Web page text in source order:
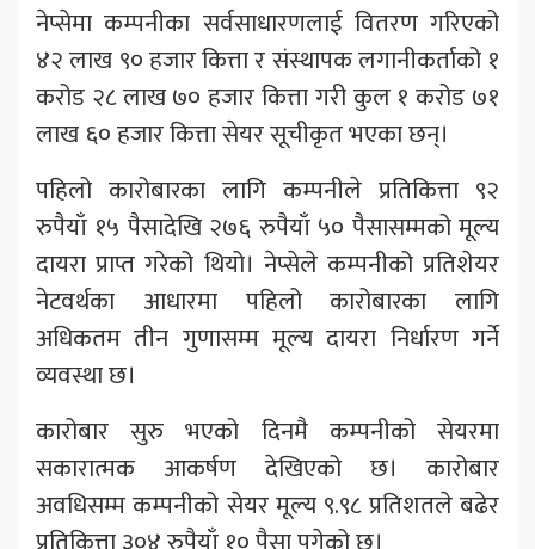
नेप्सेमा कम्पनीका सर्वसाधारणलाई वितरण गरिएको
४२ लाख ९० हजार कित्ता र संस्थापक लगानीकर्ताको १
करोड २८ लाख ७० हजार कित्ता गरी कुल १ करोड ७१
लाख ६० हजार कित्ता सेयर सूचीकृत भएका छन्।
पहिलो कारोबारका लागि कम्पनीले प्रतिकित्ता ९२
रुपैयाँ १५ पैसादेखि २७६ रुपैयाँ ५० पैसासम्मको मूल्य
दायरा प्राप्त गरेको थियो। नेप्सेले कम्पनीको प्रतिशेयर
नेटवर्थका आधारमा पहिलो कारोबारका लागि
अधिकतम तीन गुणासम्म मूल्य दायरा निर्धारण गर्ने
व्यवस्था छ।
कारोबार सुरु भएको दिनमै कम्पनीको सेयरमा
सकारात्मक आकर्षण देखिएको छ। कारोबार
अवधिसम्म कम्पनीको सेयर मूल्य ९.९८ प्रतिशतले बढेर